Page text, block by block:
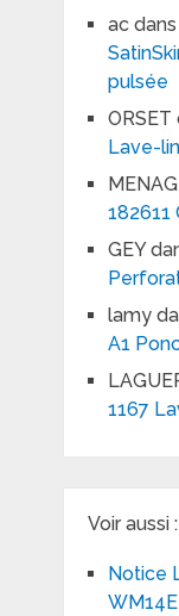
acdans
pulsée
ORSET
Lave-
182611
GEY
lamy
A1
1167
Voir aussi :
Notice